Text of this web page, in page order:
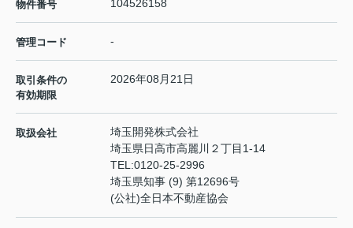
物件番号 104526158
管理コード -
取引条件の
有効期限
2026年08月21日
取扱会社
埼玉開発株式会社
埼玉県日高市高麗川２丁目1-14
TEL:0120-25-2996
埼玉県知事 (9) 第12696号
(公社)全日本不動産協会